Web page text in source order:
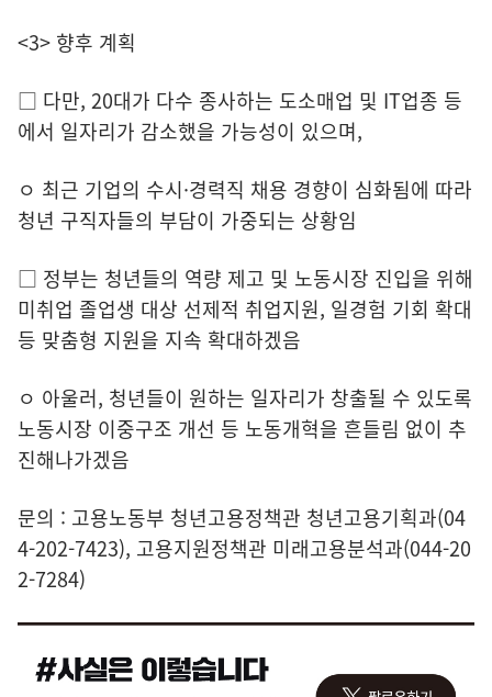
<3> 향후 계획
□ 다만, 20대가 다수 종사하는 도소매업 및 IT업종 등
에서 일자리가 감소했을 가능성이 있으며,
ㅇ 최근 기업의 수시·경력직 채용 경향이 심화됨에 따라
청년 구직자들의 부담이 가중되는 상황임
□ 정부는 청년들의 역량 제고 및 노동시장 진입을 위해
미취업 졸업생 대상 선제적 취업지원, 일경험 기회 확대
등 맞춤형 지원을 지속 확대하겠음
ㅇ 아울러, 청년들이 원하는 일자리가 창출될 수 있도록
노동시장 이중구조 개선 등 노동개혁을 흔들림 없이 추
진해나가겠음
문의 : 고용노동부 청년고용정책관 청년고용기획과(04
4-202-7423), 고용지원정책관 미래고용분석과(044-20
2-7284)